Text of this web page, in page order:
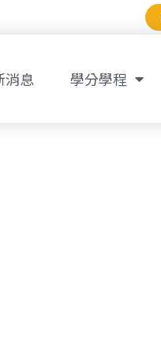
消息 學分學程